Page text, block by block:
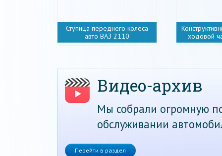
Ступица переднего колеса
авто ВАЗ 2110
ходовой
Видео-архив
Мы собрали огромную
обслуживании
Перейти в раздел